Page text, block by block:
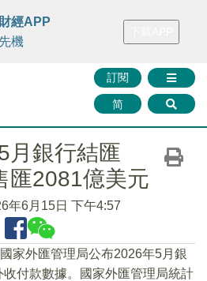
FINMETA 財華證券 媒體矩陣
訂閱
简
經APP
機
月銀行結匯
匯2081億美元
年6月15日 下午4:57
家外匯管理局公布2026年5月銀
付款數據。國家外匯管理局統計